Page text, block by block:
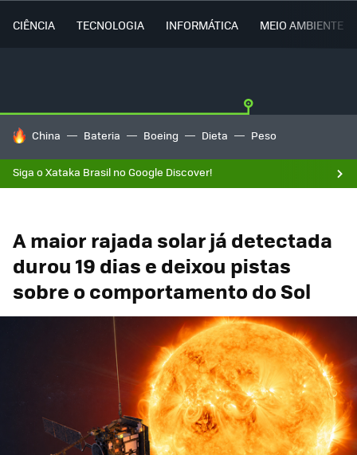
CIÊNCIA TECNOLOGIA INFORMÁTICA MEIO AMBIENTE
TENDÊNCIAS DO DIA
China Bateria Boeing Dieta Peso
Siga o Xataka Brasil no Google Discover!
A maior rajada solar já detectada
durou 19 dias e deixou pistas
sobre o comportamento do Sol